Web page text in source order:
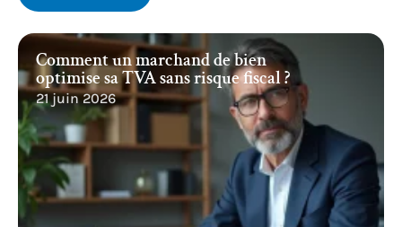
Comment un marchand de bien
optimise sa TVA sans risque fiscal ?
21 juin 2026